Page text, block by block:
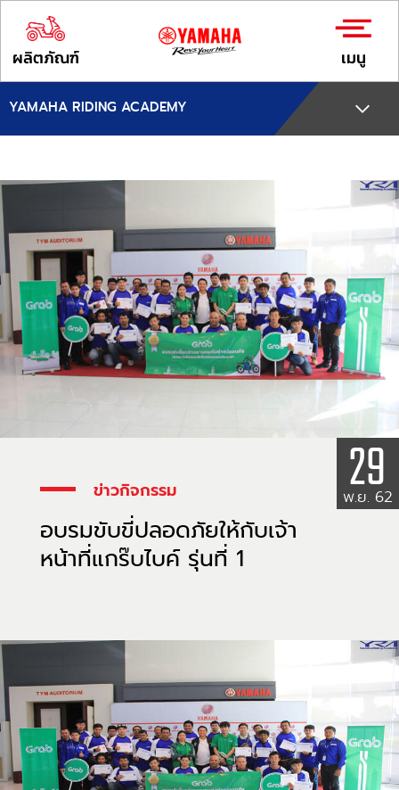
ผลิตภัณฑ์ เมนู
YAMAHA RIDING ACADEMY
ข่าวกิจกรรม
อบรมขับขี่ปลอดภัยให้กับเจ้า
หน้าที่แกร๊บไบค์ รุ่นที่ 1
29
พ.ย. 62